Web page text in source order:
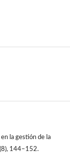
la gestión de la
144–152.